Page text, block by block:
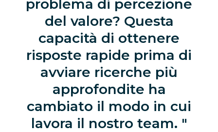
problema di percezione
del valore? Questa
capacità di ottenere
risposte rapide prima di
avviare ricerche più
approfondite ha
cambiato il modo in cui
lavora il nostro team.